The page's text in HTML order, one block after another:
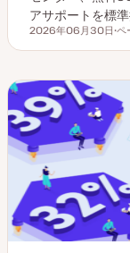
アサポートを標
更新日
2026年06月30日
稿
ペ